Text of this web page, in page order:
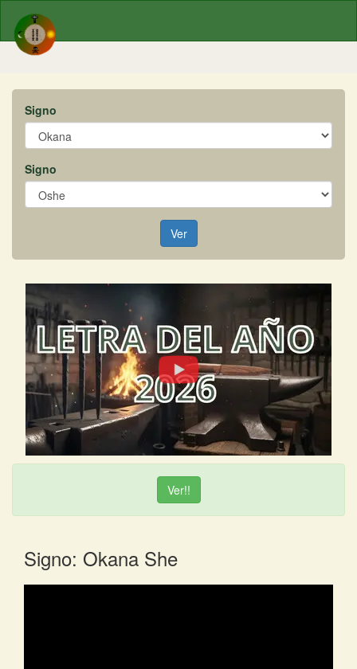
Signo
Signo
Ver
Ver!!
Signo: Okana She